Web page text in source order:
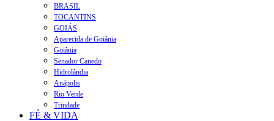
BRASIL
TOCANTINS
GOIÁS
Aparecida de Goiânia
Goiânia
Senador Canedo
Hidrolândia
Anápolis
Rio Verde
Trindade
FÉ & VIDA